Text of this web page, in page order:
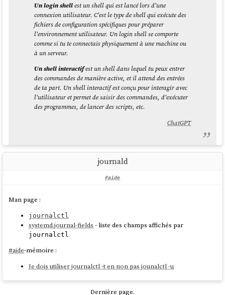
Un login shellest un shell qui est lancé lors d'une
connexion utilisateur. C'est le type de shell qui exécute des
fichiers de configuration spécifiques pour préparer
l'environnement utilisateur. Un login shell se comporte
comme si tu te connectais physiquement à une machine ou
à un serveur.
Un shell interactifest un shell dans lequel tu peux entrer
des commandes de manière active, et il attend des entrées
de ta part. Un shell interactif est conçu pour interagir avec
l'utilisateur et permet de saisir des commandes, d'exécuter
des programmes, de lancer des scripts, etc.
ChatGPT
Move zsh config from .zprofile to
", j'ai déplacé la configuration de
$ cat
eval "$(/opt/homebrew/bin/brew shellenv)"
eval "$(mise activate zsh)
pense que ce n'est pas forcément une bonne idée d'appliquer cette
journald
#aide
Man page :
journalctl
systemd.journal-fields - liste des champs affichés par
journalctl
#aide-mémoire :
Je dois utiliser journalctl -t en non pas jounalctl -u
Dernière page.